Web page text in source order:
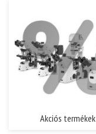
Akciós termékek